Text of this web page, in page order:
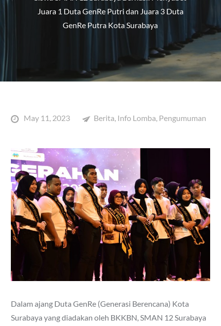
Juara 1 Duta GenRe Putri dan Juara 3 Duta
GenRe Putra Kota Surabaya
PostedMay 11, 2023 Berita, Info Lomba, Pengumuman
Dalam ajang Duta GenRe (Generasi Berencana) Kota
Surabaya yang diadakan oleh BKKBN, SMAN 12 Surabaya